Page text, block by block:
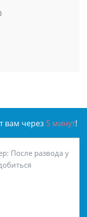
вам через 5 минут!